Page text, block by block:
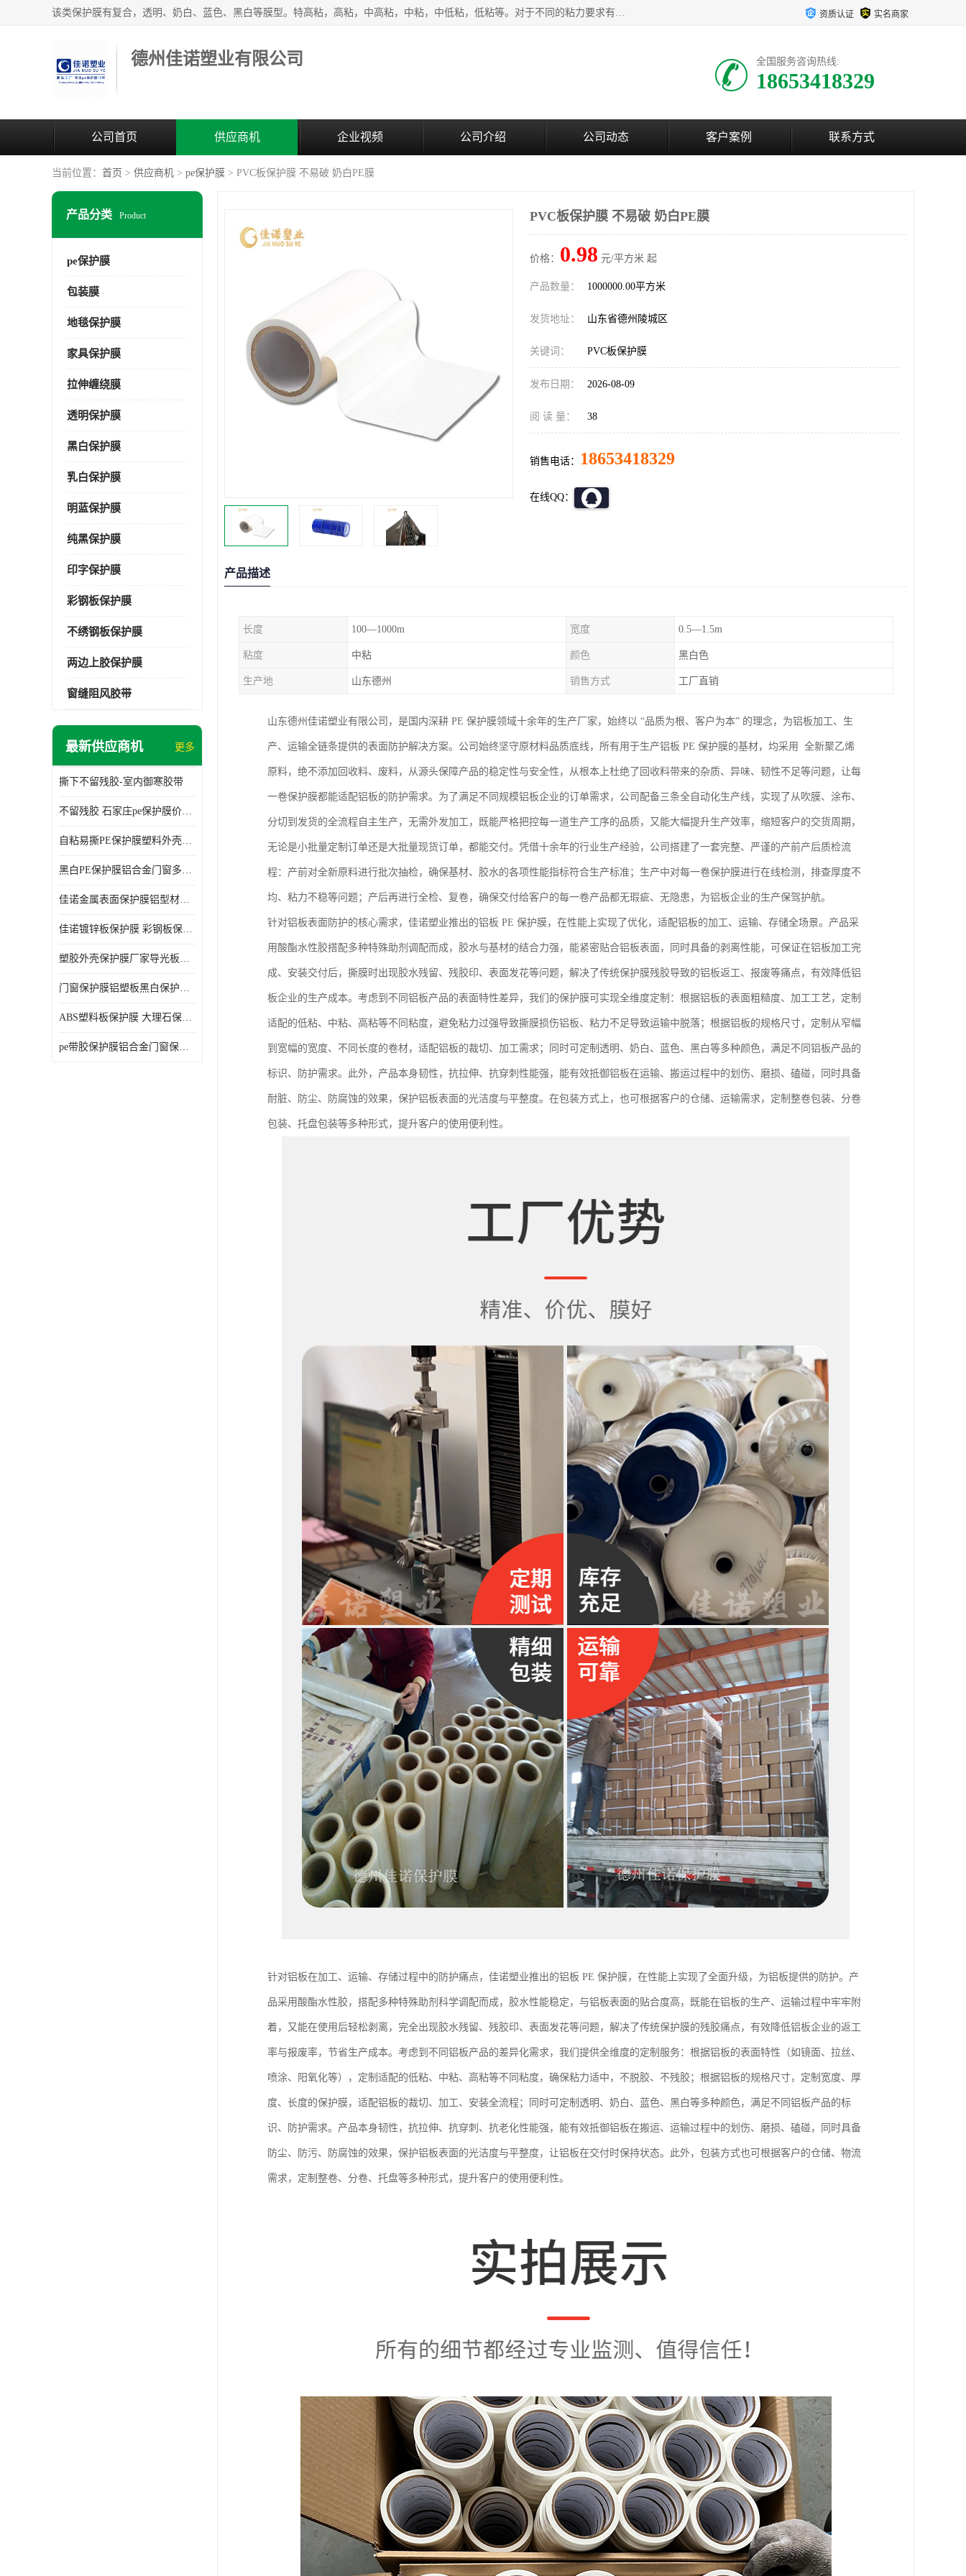
该类保护膜有复合，透明、奶白、蓝色、黑白等膜型。特高粘，高粘，中高粘，中粘，中低粘，低粘等。对于不同的粘力要求有相应的产品相适配。无胶渍残留污染。在较宽的收卷幅度下平整无皱纹，收卷长度大，利于机械化及自动化施工粘贴。为您的产品提供的表面保护解决方案。 产品广泛适用于：铝材、不锈钢、金属、塑料、电子、家电、家具、玻璃、化工材料、装饰材料等。 资质认证 实名商家
德州佳诺塑业有限公司 全国服务咨询热线:
18653418329
公司首页 供应商机 企业视频 公司介绍 公司动态 客户案例 联系方式
当前位置： 首页 > 供应商机 > pe保护膜 > PVC板保护膜 不易破 奶白PE膜
产品分类 Product
pe保护膜
包装膜
地毯保护膜
家具保护膜
拉伸缠绕膜
透明保护膜
黑白保护膜
乳白保护膜
明蓝保护膜
纯黑保护膜
印字保护膜
彩钢板保护膜
不绣钢板保护膜
两边上胶保护膜
窗缝阻风胶带
最新供应商机 更多
撕下不留残胶-室内御寒胶带
不留残胶 石家庄pe保护膜价格 塑料薄膜
自粘易撕PE保护膜塑料外壳导光板亚克力板膜操作方便
黑白PE保护膜铝合金门窗多种颜色支持定制生产
佳诺金属表面保护膜铝型材保护膜不留残胶铝合金窗框保护胶带
佳诺镀锌板保护膜 彩钢板保护pe保护膜
塑胶外壳保护膜厂家导光板保护膜 铝单板保护膜胶带易撕不留胶
门窗保护膜铝塑板黑白保护膜外墙保温板保护膜
ABS塑料板保护膜 大理石保护膜 缠鱼竿保护膜
pe带胶保护膜铝合金门窗保护不锈钢板保护膜大理石建筑材料保护
PVC板保护膜 不易破 奶白PE膜
价格： 0.98 元/平方米 起
产品数量： 1000000.00平方米
发货地址： 山东省德州陵城区
关键词： PVC板保护膜
发布日期： 2026-08-09
阅 读 量： 38
销售电话： 18653418329
在线QQ：
产品描述
长度 100—1000m 宽度 0.5—1.5m
粘度 中粘 颜色 黑白色
生产地 山东德州 销售方式 工厂直销
山东德州佳诺塑业有限公司，是国内深耕 PE 保护膜领域十余年的生产厂家，始终以 “品质为根、客户为本” 的理念，为铝板加工、生
产、运输全链条提供的表面防护解决方案。公司始终坚守原材料品质底线，所有用于生产铝板 PE 保护膜的基材，均采用 全新聚乙烯
原料，绝不添加回收料、废料，从源头保障产品的稳定性与安全性，从根本上杜绝了回收料带来的杂质、异味、韧性不足等问题，让每
一卷保护膜都能适配铝板的防护需求。为了满足不同规模铝板企业的订单需求，公司配备三条全自动化生产线，实现了从吹膜、涂布、
分切到发货的全流程自主生产，无需外发加工，既能严格把控每一道生产工序的品质，又能大幅提升生产效率，缩短客户的交货周期，
无论是小批量定制订单还是大批量现货订单，都能交付。凭借十余年的行业生产经验，公司搭建了一套完整、严谨的产前产后质检流
程：产前对全新原料进行批次抽检，确保基材、胶水的各项性能指标符合生产标准；生产中对每一卷保护膜进行在线检测，排查厚度不
均、粘力不稳等问题；产后再进行全检、复卷，确保交付给客户的每一卷产品都无瑕疵、无隐患，为铝板企业的生产保驾护航。
针对铝板表面防护的核心需求，佳诺塑业推出的铝板 PE 保护膜，在性能上实现了优化，适配铝板的加工、运输、存储全场景。产品采
用酸酯水性胶搭配多种特殊助剂调配而成，胶水与基材的结合力强，能紧密贴合铝板表面，同时具备的剥离性能，可保证在铝板加工完
成、安装交付后，撕膜时出现胶水残留、残胶印、表面发花等问题，解决了传统保护膜残胶导致的铝板返工、报废等痛点，有效降低铝
板企业的生产成本。考虑到不同铝板产品的表面特性差异，我们的保护膜可实现全维度定制：根据铝板的表面粗糙度、加工工艺，定制
适配的低粘、中粘、高粘等不同粘度，避免粘力过强导致撕膜损伤铝板、粘力不足导致运输中脱落；根据铝板的规格尺寸，定制从窄幅
到宽幅的宽度、不同长度的卷材，适配铝板的裁切、加工需求；同时可定制透明、奶白、蓝色、黑白等多种颜色，满足不同铝板产品的
标识、防护需求。此外，产品本身韧性，抗拉伸、抗穿刺性能强，能有效抵御铝板在运输、搬运过程中的划伤、磨损、磕碰，同时具备
耐脏、防尘、防腐蚀的效果，保护铝板表面的光洁度与平整度。在包装方式上，也可根据客户的仓储、运输需求，定制整卷包装、分卷
包装、托盘包装等多种形式，提升客户的使用便利性。
针对铝板在加工、运输、存储过程中的防护痛点，佳诺塑业推出的铝板 PE 保护膜，在性能上实现了全面升级，为铝板提供的防护。产
品采用酸酯水性胶，搭配多种特殊助剂科学调配而成，胶水性能稳定，与铝板表面的贴合度高，既能在铝板的生产、运输过程中牢牢附
着，又能在使用后轻松剥离，完全出现胶水残留、残胶印、表面发花等问题，解决了传统保护膜的残胶痛点，有效降低铝板企业的返工
率与报废率，节省生产成本。考虑到不同铝板产品的差异化需求，我们提供全维度的定制服务：根据铝板的表面特性（如镜面、拉丝、
喷涂、阳氧化等），定制适配的低粘、中粘、高粘等不同粘度，确保粘力适中，不脱胶、不残胶；根据铝板的规格尺寸，定制宽度、厚
度、长度的保护膜，适配铝板的裁切、加工、安装全流程；同时可定制透明、奶白、蓝色、黑白等多种颜色，满足不同铝板产品的标
识、防护需求。产品本身韧性，抗拉伸、抗穿刺、抗老化性能强，能有效抵御铝板在搬运、运输过程中的划伤、磨损、磕碰，同时具备
防尘、防污、防腐蚀的效果，保护铝板表面的光洁度与平整度，让铝板在交付时保持状态。此外，包装方式也可根据客户的仓储、物流
需求，定制整卷、分卷、托盘等多种形式，提升客户的使用便利性。